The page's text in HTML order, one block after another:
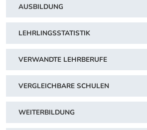
AUSBILDUNG
LEHRLINGSSTATISTIK
VERWANDTE LEHRBERUFE
VERGLEICHBARE SCHULEN
WEITERBILDUNG